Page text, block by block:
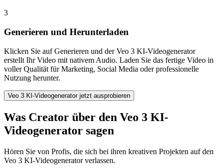
3
Generieren und Herunterladen
Klicken Sie auf Generieren und der Veo 3 KI-Videogenerator
erstellt Ihr Video mit nativem Audio. Laden Sie das fertige Video in
voller Qualität für Marketing, Social Media oder professionelle
Nutzung herunter.
Veo 3 KI-Videogenerator jetzt ausprobieren
Was Creator über den Veo 3 KI-
Videogenerator sagen
Hören Sie von Profis, die sich bei ihren kreativen Projekten auf den
Veo 3 KI-Videogenerator verlassen.